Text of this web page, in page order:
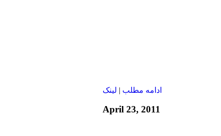
ادامه مطلب | لينک
April 23, 2011